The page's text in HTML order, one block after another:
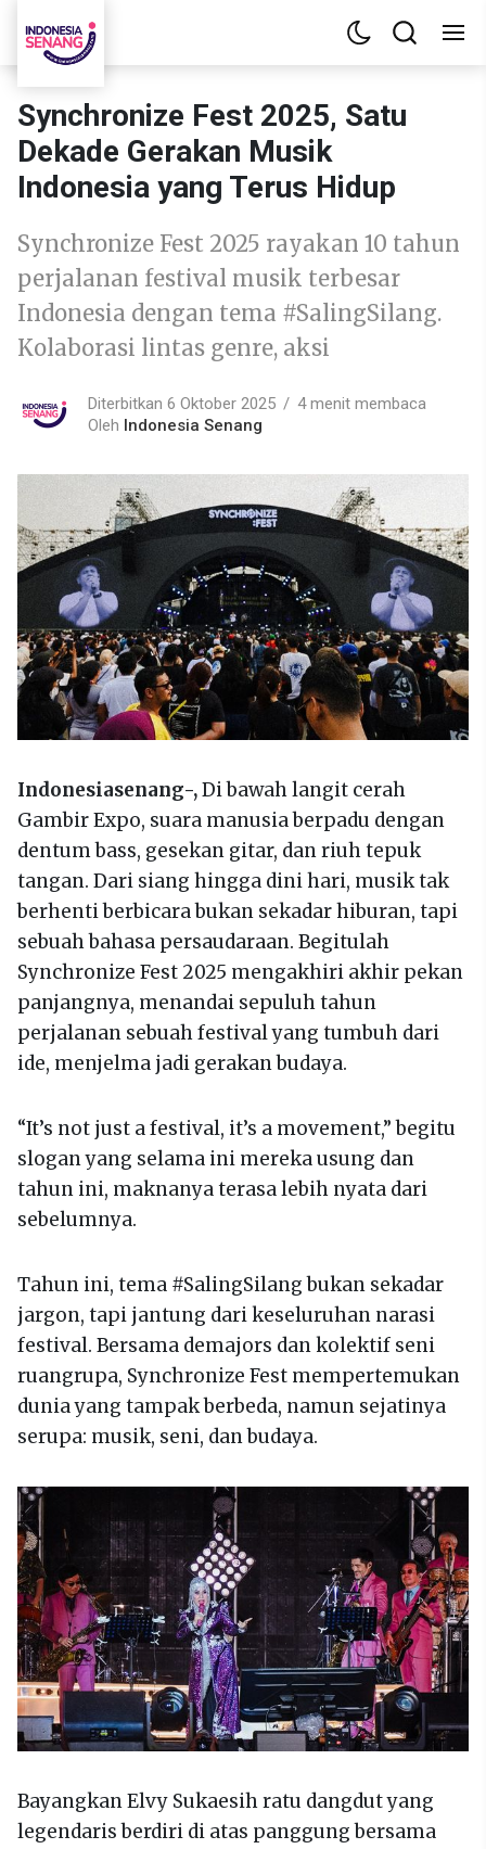
Synchronize Fest 2025, Satu
Dekade Gerakan Musik
Indonesia yang Terus Hidup
Synchronize Fest 2025 rayakan 10 tahun
perjalanan festival musik terbesar
Indonesia dengan tema #SalingSilang.
Kolaborasi lintas genre, aksi
Diterbitkan 6 Oktober 2025
4 menit membaca
Oleh Indonesia Senang
Indonesiasenang-,Di bawah langit cerah
Gambir Expo, suara manusia berpadu dengan
dentum bass, gesekan gitar, dan riuh tepuk
tangan. Dari siang hingga dini hari, musik tak
berhenti berbicara bukan sekadar hiburan, tapi
sebuah bahasa persaudaraan. Begitulah
Synchronize Fest 2025 mengakhiri akhir pekan
panjangnya, menandai sepuluh tahun
perjalanan sebuah festival yang tumbuh dari
ide, menjelma jadi gerakan budaya.
“It’s not just a festival, it’s a movement,” begitu
slogan yang selama ini mereka usung dan
tahun ini, maknanya terasa lebih nyata dari
sebelumnya.
Tahun ini, tema #SalingSilang bukan sekadar
jargon, tapi jantung dari keseluruhan narasi
festival. Bersama demajors dan kolektif seni
ruangrupa, Synchronize Fest mempertemukan
dunia yang tampak berbeda, namun sejatinya
serupa: musik, seni, dan budaya.
Bayangkan Elvy Sukaesih ratu dangdut yang
legendaris berdiri di atas panggung bersama